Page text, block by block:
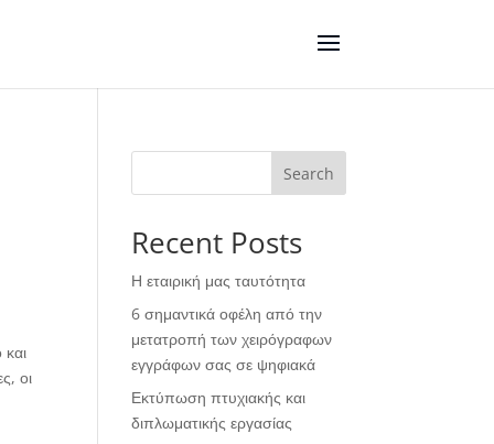
οι
Search
Recent Posts
Η εταιρική μας ταυτότητα
6 σημαντικά οφέλη από την
μετατροπή των χειρόγραφων
εγγράφων σας σε ψηφιακά
Εκτύπωση πτυχιακής και
διπλωματικής εργασίας